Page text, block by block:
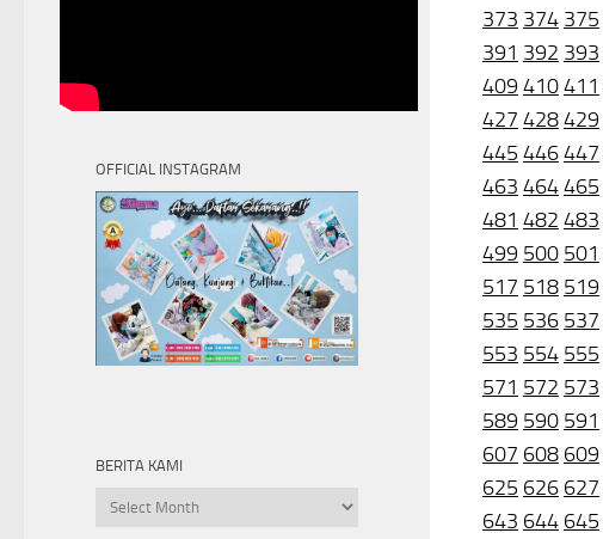
373 374 375
391 392 393
409 410411
427 428429
445 446447
463 464465
481 482 483
499 500 501
517 518 519
535 536 537
553 554 555
571 572 573
589 590 591
607 608 609
625 626 627
643 644 645
OFFICIAL INSTAGRAM
BERITA KAMI
Berita